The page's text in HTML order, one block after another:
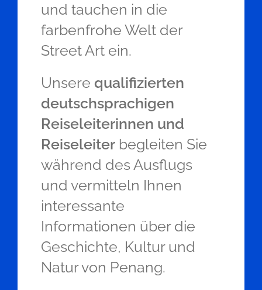
und tauchen in die
farbenfrohe Welt der
Street Art ein.
Unsere qualifizierten
deutschsprachigen
Reiseleiterinnen und
Reiseleiter begleiten Sie
während des Ausflugs
und vermitteln Ihnen
interessante
Informationen über die
Geschichte, Kultur und
Natur von Penang.